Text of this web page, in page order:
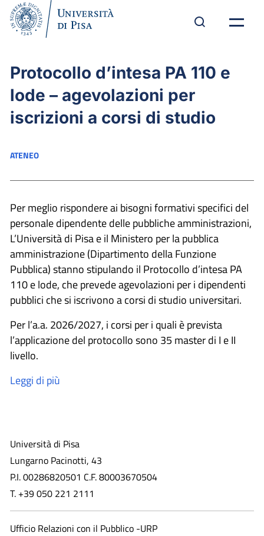
Protocollo d’intesa PA 110 e
lode – agevolazioni per
iscrizioni a corsi di studio
ATENEO
Per meglio rispondere ai bisogni formativi specifici del
personale dipendente delle pubbliche amministrazioni,
L’Università di Pisa e il Ministero per la pubblica
amministrazione (Dipartimento della Funzione
Pubblica) stanno stipulando il Protocollo d’intesa PA
110 e lode, che prevede agevolazioni per i dipendenti
pubblici che si iscrivono a corsi di studio universitari.
Per l’a.a. 2026/2027, i corsi per i quali è prevista
l’applicazione del protocollo sono 35 master di I e II
livello.
Leggi di più
Università di Pisa
Lungarno Pacinotti, 43
P.I. 00286820501 C.F. 80003670504
T. +39 050 221 2111
Ufficio Relazioni con il Pubblico -URP